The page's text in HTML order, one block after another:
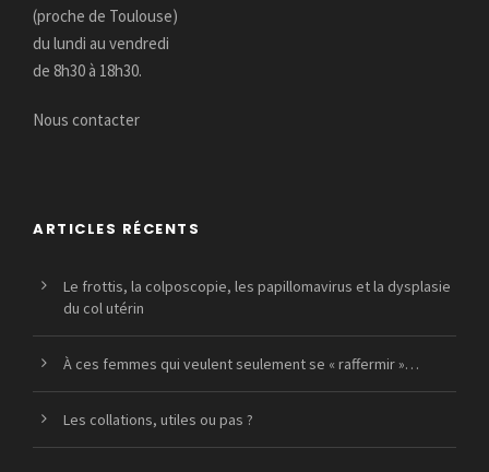
(proche de Toulouse)
du lundi au vendredi
de 8h30 à 18h30.
Nous contacter
ARTICLES RÉCENTS
Le frottis, la colposcopie, les papillomavirus et la dysplasie
du col utérin
À ces femmes qui veulent seulement se « raffermir »…
Les collations, utiles ou pas ?